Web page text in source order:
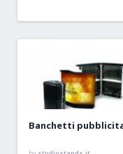
Banchetti